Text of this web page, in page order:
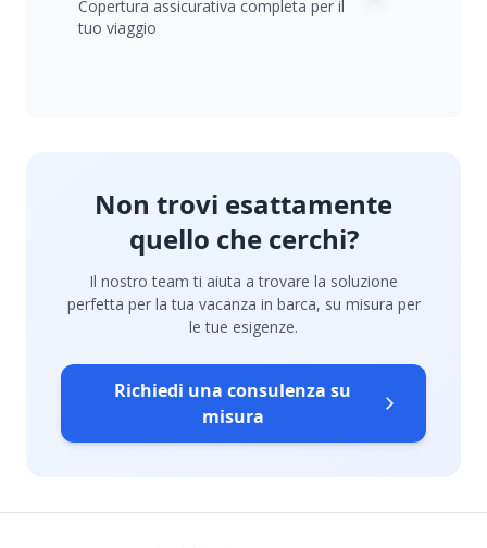
Copertura assicurativa completa per il
tuo viaggio
Non trovi esattamente
quello che cerchi?
Il nostro team ti aiuta a trovare la soluzione
perfetta per la tua vacanza in barca, su misura per
le tue esigenze.
Richiedi una consulenza su
misura